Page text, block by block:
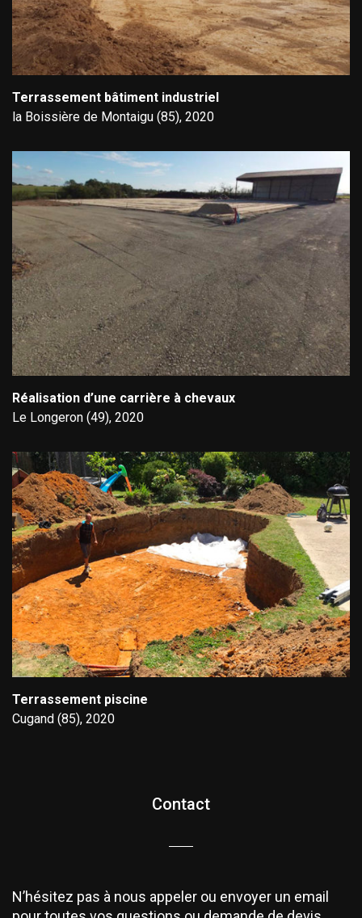
Terrassement bâtiment industriel
la Boissière de Montaigu (85), 2020
Réalisation d’une carrière à chevaux
Le Longeron (49), 2020
Terrassement piscine
Cugand (85), 2020
Contact
N’hésitez pas à nous appeler ou envoyer un email